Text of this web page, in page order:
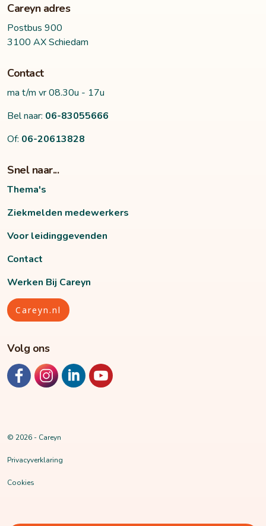
Careyn adres
Postbus 900
3100 AX Schiedam
Contact
ma t/m vr 08.30u - 17u
Bel naar: 06-83055666
Of: 06-20613828
Snel naar...
Thema's
Ziekmelden medewerkers
Voor leidinggevenden
Contact
Werken Bij Careyn
Careyn.nl
Volg ons
© 2026 - Careyn
Privacyverklaring
Cookies